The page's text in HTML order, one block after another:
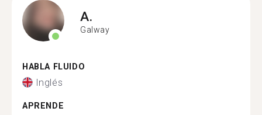
A.
Galway
HABLA FLUIDO
Inglés
APRENDE